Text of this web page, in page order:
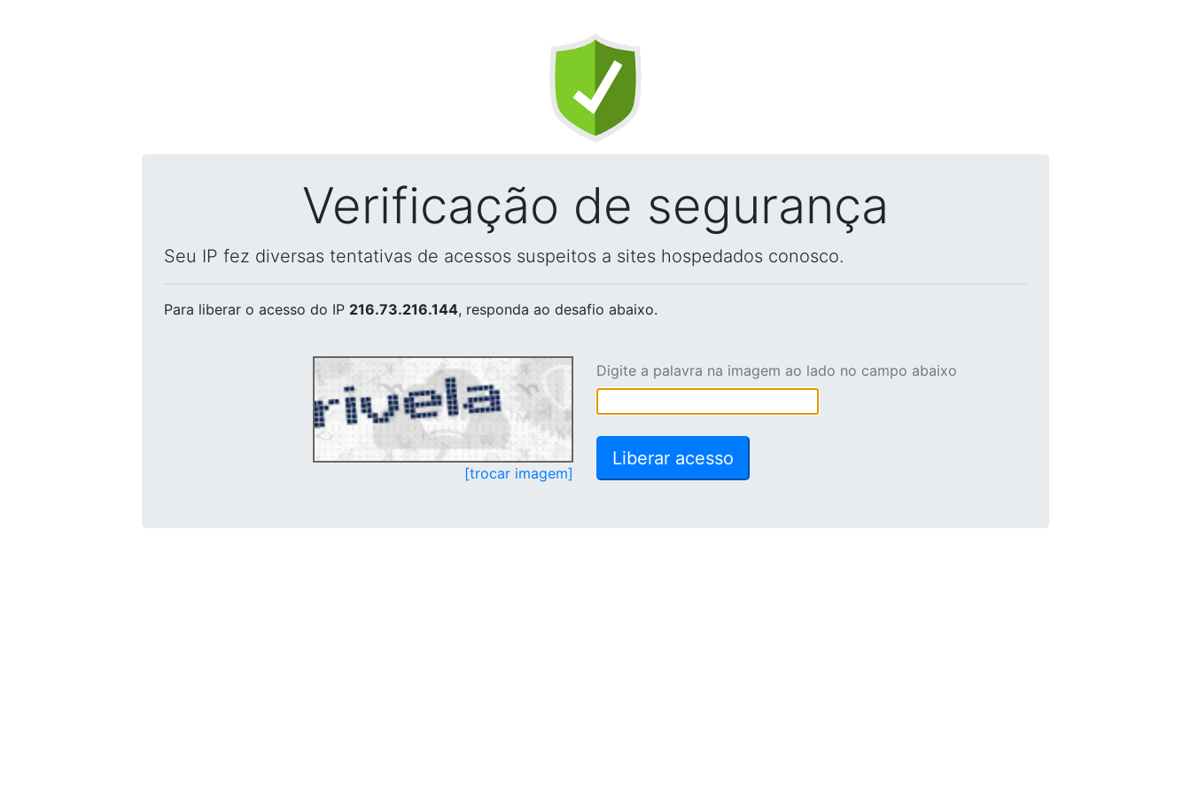
Verificação de segurança
Seu IP fez diversas tentativas de acessos suspeitos a sites hospedados conosco.
Para liberar o acesso do IP 216.73.216.144, responda ao desafio abaixo.
[trocar imagem]
Digite a palavra na imagem ao lado no campo abaixo